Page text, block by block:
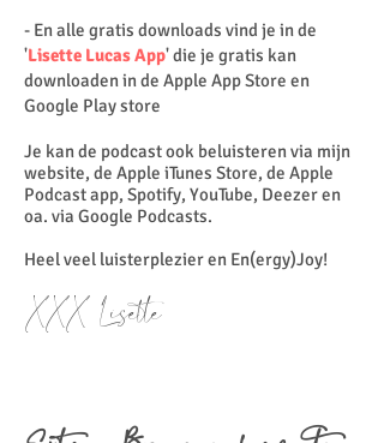
- En alle gratis downloads vind je in de
'Lisette Lucas App' die je gratis kan
downloaden in de Apple App Store en
Google Play store
Je kan de podcast ook beluisteren via mijn
website, de Apple iTunes Store, de Apple
Podcast app, Spotify, YouTube, Deezer en
oa. via Google Podcasts.
Heel veel luisterplezier en En(ergy)Joy!
XXX Lisette